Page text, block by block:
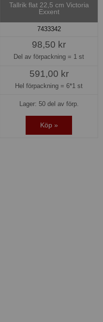
Tallrik flat 22,5 cm Victoria
Exxent
7433342
98,50 kr
Del av förpackning = 1 st
591,00 kr
Hel förpackning = 6*1 st
Lager: 50 del av förp.
Köp »